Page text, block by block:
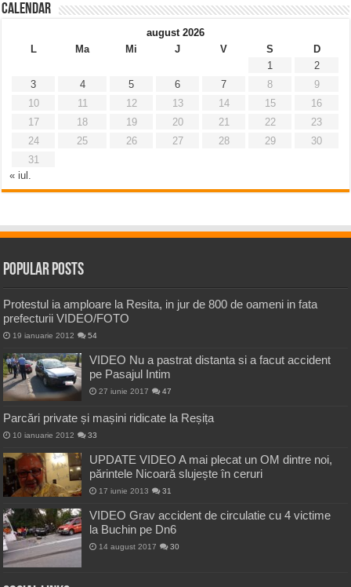
Calendar
august 2026
L
Ma Mi J V S
D
1
2
3
4 5 6 7 8
9
10
11 12 13 14 15
16
17
18 19 20 21 22
23
24
25 26 27 28 29
30
31
« iul.
Popular Posts
Protestul ia amploare la Resita, in jur de 800 de oameni in fata
prefecturii VIDEO/FOTO
19 ianuarie 2012 54
VIDEO Nu a pastrat distanta si a facut accident
pe Pasajul Intim
27 iunie 2017 47
Parcări private și mașini ridicate la Reșița
10 ianuarie 2012 33
UPDATE VIDEO A mai plecat un OM dintre noi,
părintele Nicoară slujește în ceruri
17 iunie 2013 31
VIDEO Grav accident de circulatie cu 4 victime
la Buchin pe Dn6
14 august 2017 30